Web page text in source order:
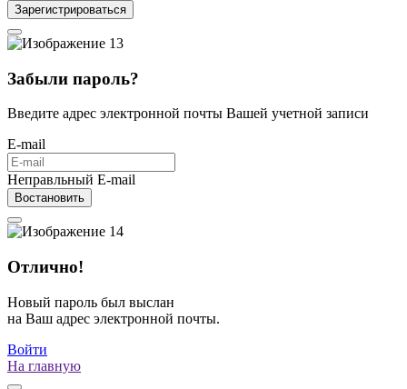
Зарегистрироваться
Забыли пароль?
Введите адрес электронной почты Вашей учетной записи
E-mail
Неправльный E-mail
Востановить
Отлично!
Новый пароль был выслан
на Ваш адрес электронной почты.
Войти
На главную